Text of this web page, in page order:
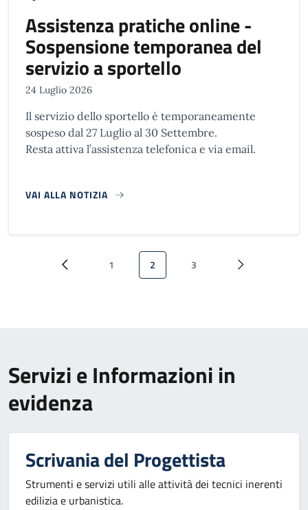
Assistenza pratiche online -
Sospensione temporanea del
servizio a sportello
24 Luglio 2026
Il servizio dello sportello è temporaneamente
sospeso dal 27 Luglio al 30 Settembre.
Resta attiva l’assistenza telefonica e via email.
VAI ALLA NOTIZIA
Paginazione
Pagina precedente
Pagina
1 Pagina attuale
2 Pagina
3 Pagina
Servizi e Informazioni in
evidenza
Scrivania del Progettista
Strumenti e servizi utili alle attività dei tecnici inerenti
edilizia e urbanistica.